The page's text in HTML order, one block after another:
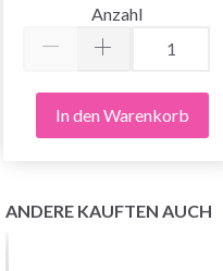
Anzahl
In den Warenkorb
ANDERE KAUFTEN AUCH